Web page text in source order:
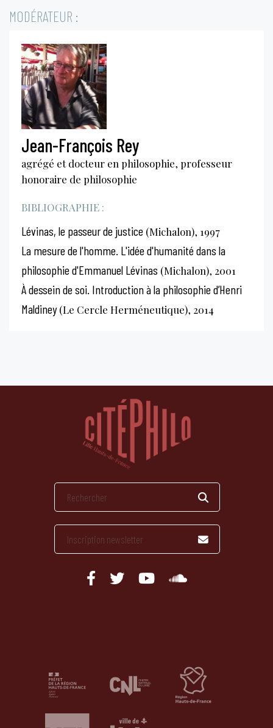
MODÉRATEUR :
Jean-François Rey
agrégé et docteur en philosophie, professeur
honoraire de philosophie
BIBLIOGRAPHIE :
Lévinas, le passeur de justice (Michalon), 1997
La mesure de l'homme. L'idée d'humanité dans la
philosophie d'Emmanuel Lévinas (Michalon), 2001
À dessein de soi. Introduction à la philosophie d’Henri
Maldiney(Le Cercle Herméneutique), 2014